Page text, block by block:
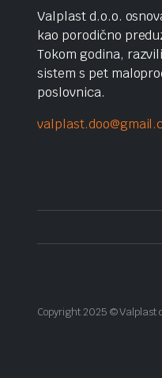
Valplast d.o.o.
kao porodično
Tokom godina,
sistem s pet
poslovnica.
Copyright 2025 © Valplast